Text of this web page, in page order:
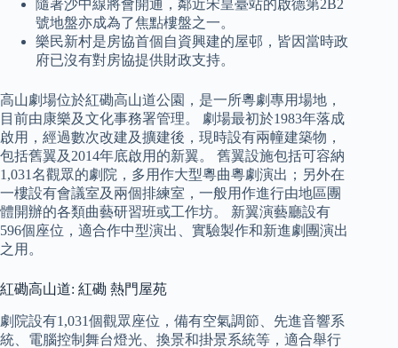
隨著沙中線將會開通，鄰近宋皇臺站的啟德第2B2
號地盤亦成為了焦點樓盤之一。
樂民新村是房協首個自資興建的屋邨，皆因當時政
府已沒有對房協提供財政支持。
高山劇場位於紅磡高山道公園，是一所粵劇專用場地，
目前由康樂及文化事務署管理。 劇場最初於1983年落成
啟用，經過數次改建及擴建後，現時設有兩幢建築物，
包括舊翼及2014年底啟用的新翼。 舊翼設施包括可容納
1,031名觀眾的劇院，多用作大型粵曲粵劇演出；另外在
一樓設有會議室及兩個排練室，一般用作進行由地區團
體開辦的各類曲藝研習班或工作坊。 新翼演藝廳設有
596個座位，適合作中型演出、實驗製作和新進劇團演出
之用。
紅磡高山道: 紅磡 熱門屋苑
劇院設有1,031個觀眾座位，備有空氣調節、先進音響系
統、電腦控制舞台燈光、換景和掛景系統等，適合舉行